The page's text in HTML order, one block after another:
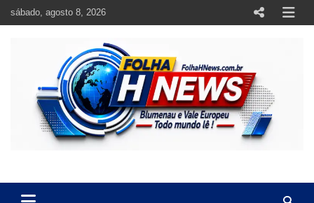
sábado, agosto 8, 2026